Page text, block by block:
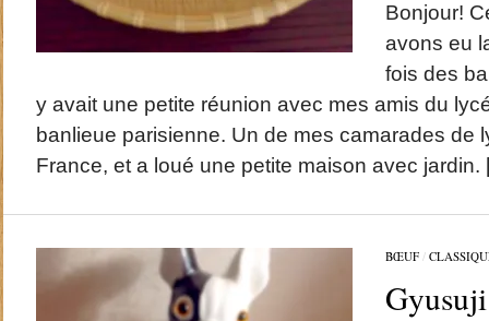
Bonjour!
avons eu
fois des
y avait une petite réunion avec mes amis du
banlieue parisienne. Un de mes camarades de
France, et a loué une petite maison avec
BŒUF/